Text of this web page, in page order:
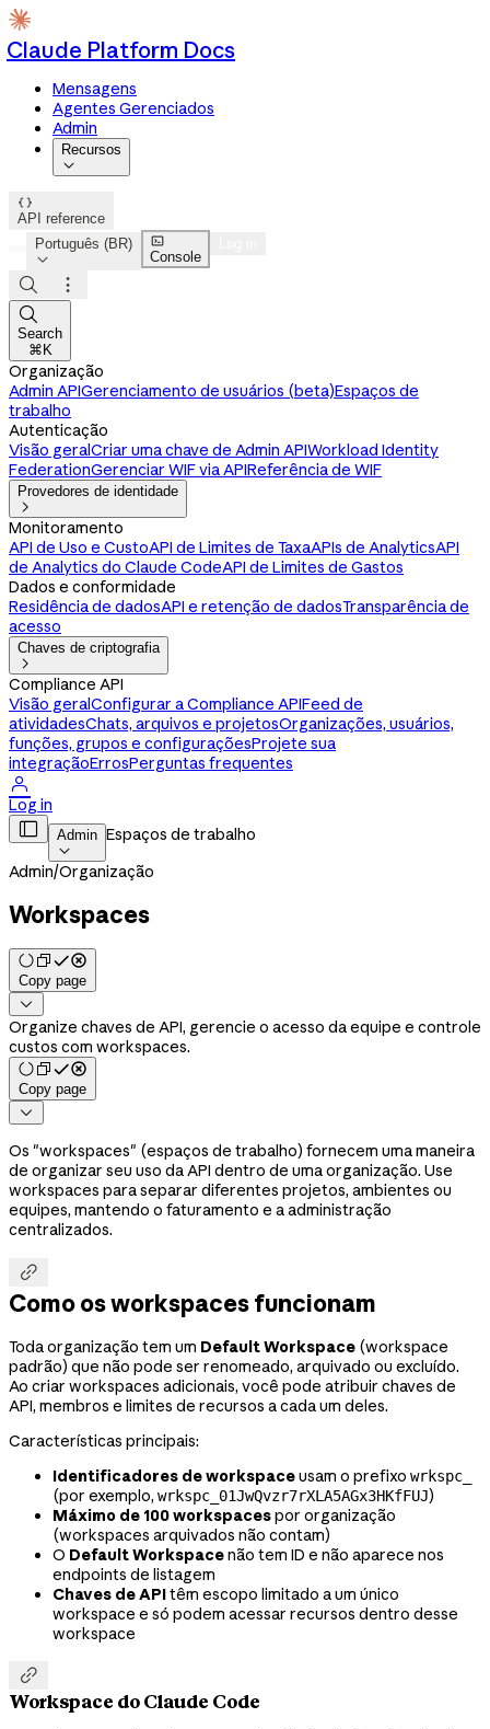
Claude Platform Docs
Mensagens
Agentes Gerenciados
Admin
Recursos


API reference
Português (BR)


Console



Search
⌘K
Organização
Admin APIGerenciamento de usuários (beta)Espaços de
trabalho
Autenticação
Visão geralCriar uma chave de Admin APIWorkload Identity
FederationGerenciar WIF via APIReferência de WIF
Provedores de identidade

Monitoramento
API de Uso e CustoAPI de Limites de TaxaAPIs de AnalyticsAPI
de Analytics do Claude CodeAPI de Limites de Gastos
Dados e conformidade
Residência de dadosAPI e retenção de dadosTransparência de
acesso
Chaves de criptografia

Compliance API
Visão geralConfigurar a Compliance APIFeed de
atividadesChats, arquivos e projetosOrganizações, usuários,
funções, grupos e configuraçõesProjete sua
integraçãoErrosPerguntas frequentes

Log in
 Admin

Espaços de trabalho
Admin/Organização
Workspaces
Copy page

Organize chaves de API, gerencie o acesso da equipe e controle
custos com workspaces.
Copy page

Os "workspaces" (espaços de trabalho) fornecem uma maneira
de organizar seu uso da API dentro de uma organização. Use
workspaces para separar diferentes projetos, ambientes ou
equipes, mantendo o faturamento e a administração
centralizados.

Como os workspaces funcionam
Toda organização tem um Default Workspace (workspace
padrão) que não pode ser renomeado, arquivado ou excluído.
Ao criar workspaces adicionais, você pode atribuir chaves de
API, membros e limites de recursos a cada um deles.
Características principais:
Identificadores de workspaceusam o prefixo wrkspc_
(por exemplo, wrkspc_01JwQvzr7rXLA5AGx3HKfFUJ)
Máximo de 100 workspacespor organização
(workspaces arquivados não contam)
O Default Workspacenão tem ID e não aparece nos
endpoints de listagem
Chaves de APItêm escopo limitado a um único
workspace e só podem acessar recursos dentro desse
workspace

Workspace do Claude Code